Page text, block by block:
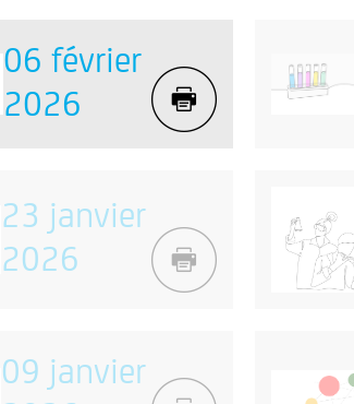
06 février
2026
23 janvier
2026
09 janvier